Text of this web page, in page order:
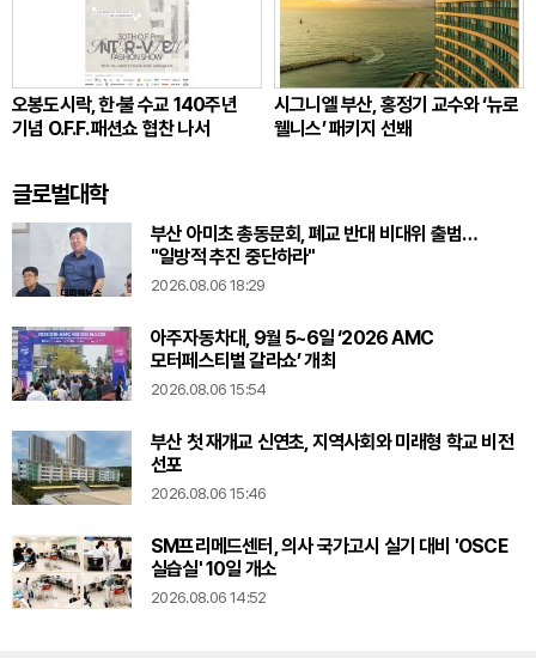
오봉도시락, 한·불 수교 140주년
기념 O.F.F. 패션쇼 협찬 나서
시그니엘 부산, 홍정기 교수와 ‘뉴로
웰니스’ 패키지 선봬
글로벌대학
부산 아미초 총동문회, 폐교 반대 비대위 출범…
"일방적 추진 중단하라"
2026.08.06 18:29
아주자동차대, 9월 5~6일 ‘2026 AMC
모터페스티벌 갈라쇼’ 개최
2026.08.06 15:54
부산 첫 재개교 신연초, 지역사회와 미래형 학교 비전
선포
2026.08.06 15:46
SM프리메드센터, 의사 국가고시 실기 대비 'OSCE
실습실' 10일 개소
2026.08.06 14:52